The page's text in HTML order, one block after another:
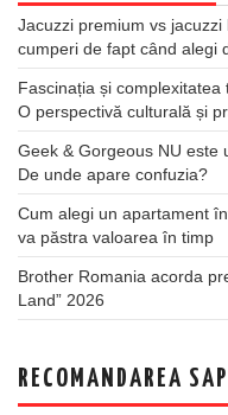
Jacuzzi premium vs jacuzzi
cumperi de fapt când alegi
Fascinația și complexitatea
O perspectivă culturală și
Geek & Gorgeous NU este
De unde apare confuzia?
Cum alegi un apartament
va păstra valoarea în timp
Brother Romania acorda
Land” 2026
RECOMANDAREA